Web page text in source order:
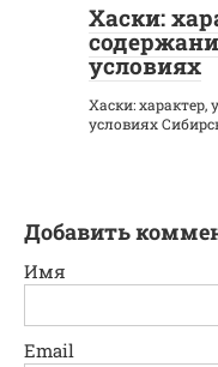
Хаски:
условиях
Хаски:
условиях
Добавить
Имя
Email